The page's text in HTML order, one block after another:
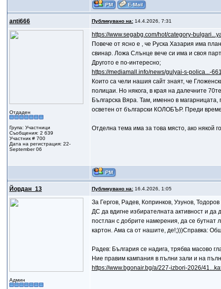
anti666 Публикувано на:14.4.2026, 7:31
Отдаден
Група: Участници
Съобщения: 2 639
Участник # 700
Дата на регистрация: 22-
September 06
https://www.segabg.com/hot/category-
Повече от ясно е , че Руска Хазария има
свинар. Ложа Слънце вече си има и своя
Другото е по-интересно;
https://mediamall.info/news/gulyai-s-polica...-
Които са чели нашия сайт знаят, че
полицаи. Но някога, в края на далечните
Българска Вяра. Там, именно в
осветен от български КОЛОБЪР. Преди
Отделна тема има за това място, ако някой
Йордан_13 Публикувано на:16.4.2026, 1:05
Админ
За Гергов, Радев, Копринков, Узунов,
ДС да вдигне избирателната активност и да
постлан с добрите намерения, да се бутнат
картон. Ама са от нашите, де!;)))Справка:
Радев: България се надига, трябва масово
Ние правим кампания в пълни зали и на
https://www.bgonair.bg/a/227-izbori-2026/